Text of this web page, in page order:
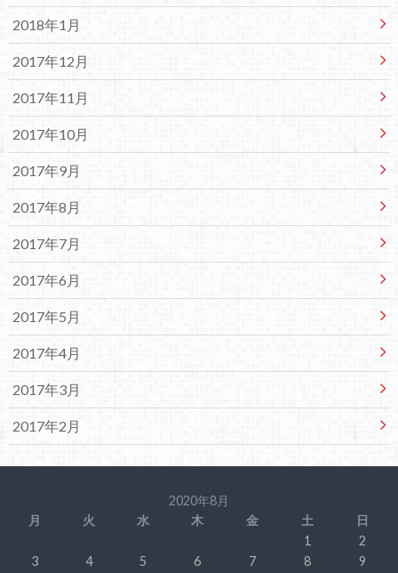
2018年1月
2017年12月
2017年11月
2017年10月
2017年9月
2017年8月
2017年7月
2017年6月
2017年5月
2017年4月
2017年3月
2017年2月
2020年8月
月
火 水 木 金 土
日
1
2
3
4 5 6 7 8
9